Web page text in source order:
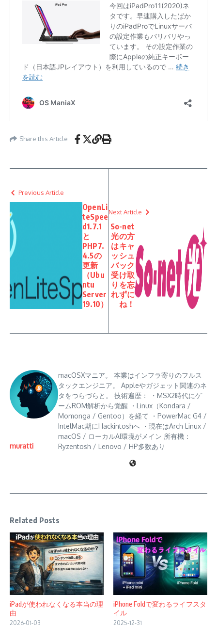
Share this Article
Previous Article
OpenLi
teSpee
d1.7.1
と
PHP7.
4.5の
更新
（Ubu
ntu
Server
19.10）
Next Article
So-net
光の方
はキャ
ッシュ
バック
受け取
りを忘
れずに
ね！
muratti
macOSXマニア。 本業はインフラ寄りのフルス
タックエンジニア。 Appleやガジェット関連のネ
タをつらづらと。 技術遍歴： ・MSX2時代にゲ
ームROM解析から覚醒 ・Linux（Kondara /
Momonga / Gentoo）を経て ・PowerMac G4 /
IntelMac期にHackintoshへ ・現在はArch Linux /
macOS / ローカルAI環境がメイン 所有機：
Ryzentosh / Lenovo / HP多数あり
Related Posts
iPadが使われなくなる本当の理
由
2026-01-03
iPhone Foldで変わるライフスタ
イル
2025-12-31